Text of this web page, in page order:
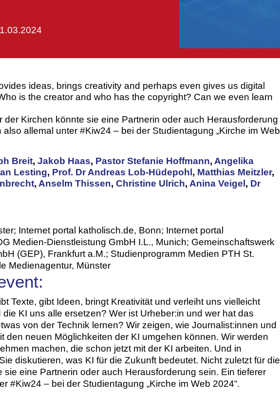
ideas, brings creativity and perhaps even gives us digital
is the creator and who has the copyright? Can we even learn
der Kirchen könnte sie eine Partnerin oder auch Herausforderung
allemal unter #Kiw24 – bei der Studientagung „Kirche im Web
Breit, Jakob Haas, Pastor Stefanie Hoffmann, Angelika
Lesting, Prof. Dr Andreas Lob-Hüdepohl, Matthias Meitzler,
, Anselm Thissen, Christine Ulrich, Anina Veigel, Dr
Internet portal katholisch.de, Bonn; Internet portal
Medien-Dienstleistung GmbH I.L., Munich; Gemeinschaftswerk
(GEP), Frankfurt a.M.; Studienprogramm Medien PTH St.
Medienagentur, Münster
Texte, gibt Ideen, bringt Kreativität und verleiht uns vielleicht
KI uns alle ersetzen? Wer ist Urheber:in und wer hat das
von der Technik lernen? Wir zeigen, wie Journalist:innen und
den neuen Möglichkeiten der KI umgehen können. Wir werden
machen, die schon jetzt mit der KI arbeiten. Und in
diskutieren, was KI für die Zukunft bedeutet. Nicht zuletzt für die
eine Partnerin oder auch Herausforderung sein. Ein tieferer
#Kiw24 – bei der Studientagung „Kirche im Web 2024“.